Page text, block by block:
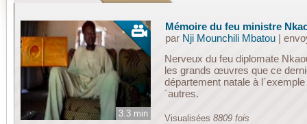
3.3 min
Mémoire du feu ministre
par Nji Mounchili Mbatou|
Nerveux du feu diplomate
les grands œuvres que ce
département natale à
´autres.
Visualisées 8809 fois